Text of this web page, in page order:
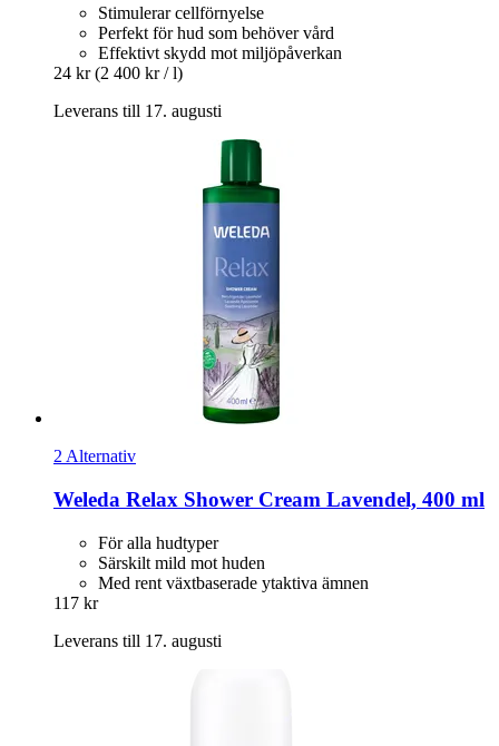
Stimulerar cellförnyelse
Perfekt för hud som behöver vård
Effektivt skydd mot miljöpåverkan
24 kr (2 400 kr / l)
Leverans till 17. augusti
2 Alternativ
Weleda Relax Shower Cream Lavendel, 400 ml
För alla hudtyper
Särskilt mild mot huden
Med rent växtbaserade ytaktiva ämnen
117 kr
Leverans till 17. augusti